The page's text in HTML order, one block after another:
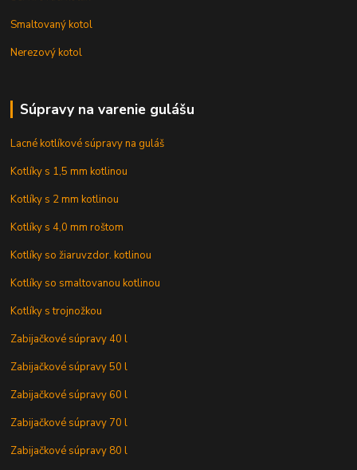
Smaltovaný kotol
Nerezový kotol
Súpravy na varenie gulášu
Lacné kotlíkové súpravy na guláš
Kotlíky s 1,5 mm kotlinou
Kotlíky s 2 mm kotlinou
Kotlíky s 4,0 mm roštom
Kotlíky so žiaruvzdor. kotlinou
Kotlíky so smaltovanou kotlinou
Kotlíky s trojnožkou
Zabijačkové súpravy 40 l
Zabijačkové súpravy 50 l
Zabijačkové súpravy 60 l
Zabijačkové súpravy 70 l
Zabijačkové súpravy 80 l